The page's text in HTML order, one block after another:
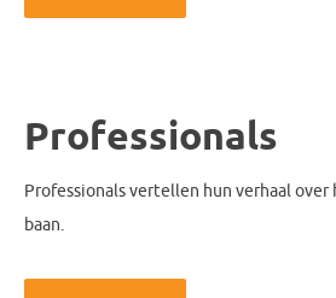
Professionals
Professionals vertellen hun verhaal
baan.